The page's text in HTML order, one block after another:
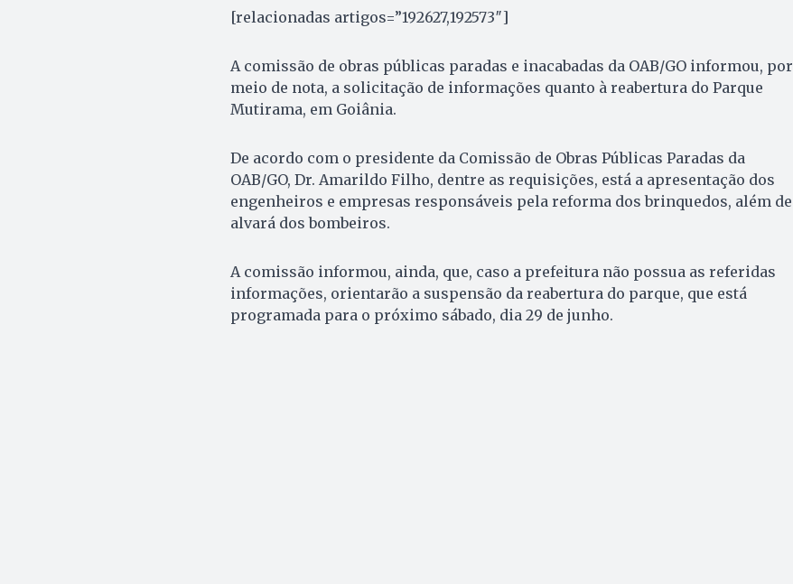
[relacionadas artigos=”192627,192573″]
A comissão de obras públicas paradas e inacabadas da OAB/GO informou, por
meio de nota, a solicitação de informações quanto à reabertura do Parque
Mutirama, em Goiânia.
De acordo com o presidente da Comissão de Obras Públicas Paradas da
OAB/GO, Dr. Amarildo Filho, dentre as requisições, está a apresentação dos
engenheiros e empresas responsáveis pela reforma dos brinquedos, além de
alvará dos bombeiros.
A comissão informou, ainda, que, caso a prefeitura não possua as referidas
informações, orientarão a suspensão da reabertura do parque, que está
programada para o próximo sábado, dia 29 de junho.